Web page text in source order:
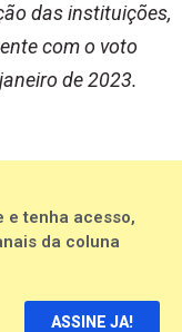
das instituições,
com o voto
de 2023.
e tenha acesso,
da coluna
ASSINE JA!